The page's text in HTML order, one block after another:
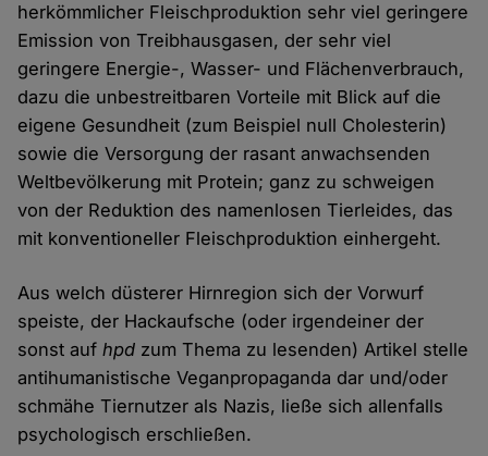
herkömmlicher Fleischproduktion sehr viel geringere
Emission von Treibhausgasen, der sehr viel
geringere Energie-, Wasser- und Flächenverbrauch,
dazu die unbestreitbaren Vorteile mit Blick auf die
eigene Gesundheit (zum Beispiel null Cholesterin)
sowie die Versorgung der rasant anwachsenden
Weltbevölkerung mit Protein; ganz zu schweigen
von der Reduktion des namenlosen Tierleides, das
mit konventioneller Fleischproduktion einhergeht.
Aus welch düsterer Hirnregion sich der Vorwurf
speiste, der Hackaufsche (oder irgendeiner der
sonst aufhpd zum Thema zu lesenden) Artikel stelle
antihumanistische Veganpropaganda dar und/oder
schmähe Tiernutzer als Nazis, ließe sich allenfalls
psychologisch erschließen.